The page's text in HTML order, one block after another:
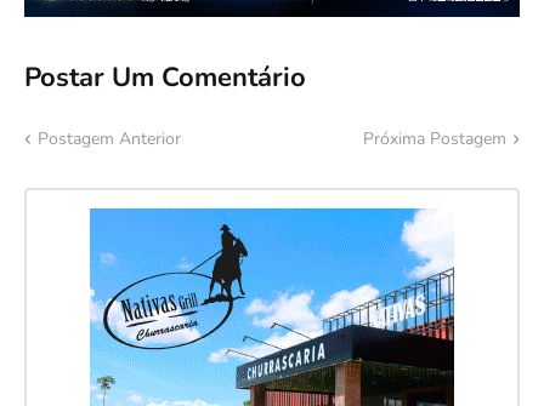
Postar Um Comentário
Postagem Anterior Próxima Postagem